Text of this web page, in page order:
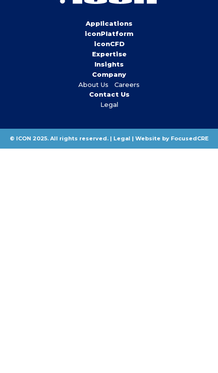
Applications
iconPlatform
iconCFD
Expertise
Insights
Company
About Us
Careers
Contact Us
Legal
© ICON 2025. All rights reserved. | Legal | Website by FocusedCRE